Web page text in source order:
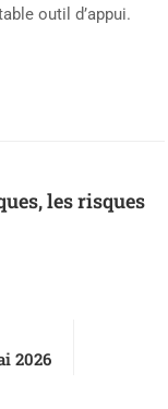
outil d’appui.
les risques
2026